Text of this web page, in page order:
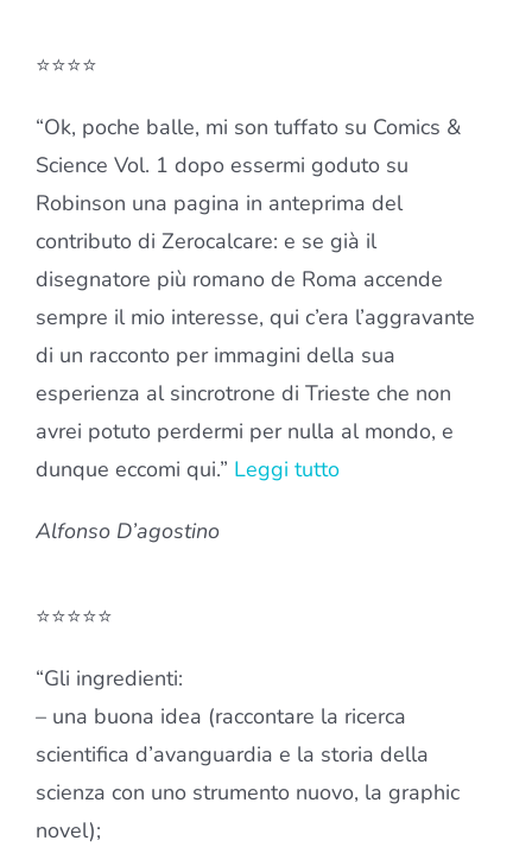
⭐⭐⭐⭐
“Ok, poche balle, mi son tuffato su Comics &
Science Vol. 1 dopo essermi goduto su
Robinson una pagina in anteprima del
contributo di Zerocalcare: e se già il
disegnatore più romano de Roma accende
sempre il mio interesse, qui c’era l’aggravante
di un racconto per immagini della sua
esperienza al sincrotrone di Trieste che non
avrei potuto perdermi per nulla al mondo, e
dunque eccomi qui.” Leggi tutto
Alfonso D’agostino
⭐⭐⭐⭐⭐
“Gli ingredienti:
– una buona idea (raccontare la ricerca
scientifica d’avanguardia e la storia della
scienza con uno strumento nuovo, la graphic
novel);